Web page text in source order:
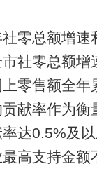
总额增速
社零总额增
零售额全年
献率作为衡
达0.5%及
高支持金额